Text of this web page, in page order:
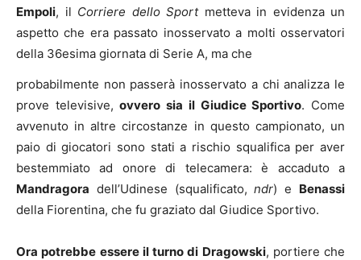
Empoli, il Corriere dello Sportmetteva in evidenza un
aspetto che era passato inosservato a molti osservatori
della 36esima giornata di Serie A, ma che
probabilmente non passerà inosservato a chi analizza le
prove televisive,ovvero sia il Giudice Sportivo. Come
avvenuto in altre circostanze in questo campionato, un
paio di giocatori sono stati a rischio squalifica per aver
bestemmiato ad onore di telecamera: è accaduto a
Mandragora dell’Udinese (squalificato,ndr) e Benassi
della Fiorentina, che fu graziato dal Giudice Sportivo.
Ora potrebbe essere il turno di Dragowski, portiere che